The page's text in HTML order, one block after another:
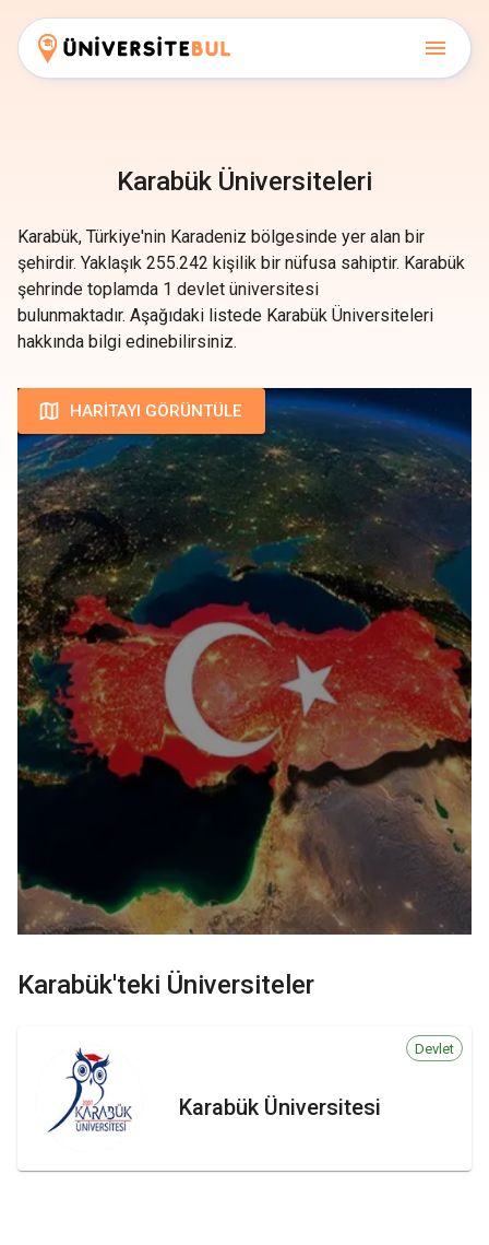
Karabük Üniversiteleri
Karabük, Türkiye'nin Karadeniz bölgesinde yer alan bir
şehirdir. Yaklaşık 255.242 kişilik bir nüfusa sahiptir. Karabük
şehrinde toplamda 1 devlet üniversitesi
bulunmaktadır. Aşağıdaki listede Karabük Üniversiteleri
hakkında bilgi edinebilirsiniz.
HARITAYI GÖRÜNTÜLE
Karabük'teki Üniversiteler
Karabük Üniversitesi
Devlet